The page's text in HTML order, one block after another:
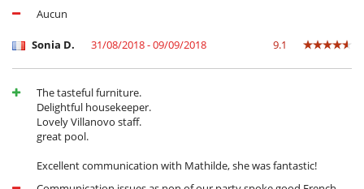
Aucun
Sonia D. 31/08/2018 - 09/09/2018 9.1
The tasteful furniture.
Delightful housekeeper.
Lovely Villanovo staff.
great pool.
Excellent communication with Mathilde, she was fantastic!